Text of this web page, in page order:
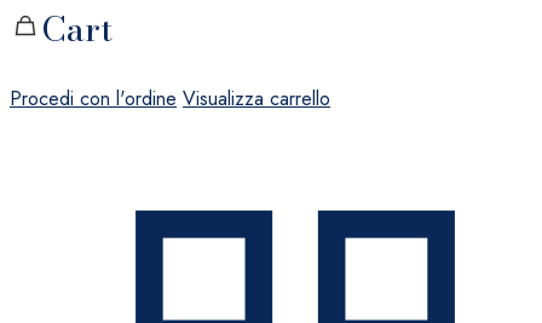
Cart
Procedi con l'ordine Visualizza carrello